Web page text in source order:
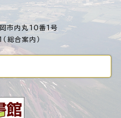
内丸10番1号
総合案内）